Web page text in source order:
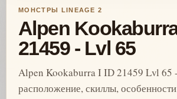
МОНСТРЫ LINEAGE 2
Alpen
21459 - Lvl 65
Alpen Kookaburra I ID 21459 Lvl 65
расположение, скиллы, особенности